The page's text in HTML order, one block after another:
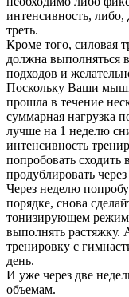
интенсивность,
треть.
Кроме того, силовая
должна выполняться
подходов и
Поскольку Ваши
прошла в течение
суммарная нагрузка
лучше на 1 неделю
интенсивность
попробовать
продублировать
Через неделю
порядке, снова
тонизирующем
выполнять растяжку.
тренировку с
день.
И уже через две
объемам.